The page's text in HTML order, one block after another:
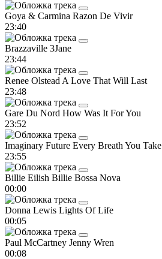
Goya & Carmina Razon De Vivir
23:40
Brazzaville 3Jane
23:44
Renee Olstead A Love That Will Last
23:48
Gare Du Nord How Was It For You
23:52
Imaginary Future Every Breath You Take
23:55
Billie Eilish Billie Bossa Nova
00:00
Donna Lewis Lights Of Life
00:05
Paul McCartney Jenny Wren
00:08